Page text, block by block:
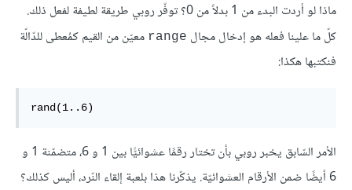
ماذا لو أردت البدء من 1 بدلاً من 0؟ توفّر روبي طريقة لطيفة لفعل ذلك.
كلّ ما علينا فعله هو إدخال مجال range معيّن من القيم كمُعطى للدّالّة
فنكتبها هكذا:
rand(1..6)
الأمر السّابق يخبر روبي بأن تختار رقمًا عشوائيًّا بين 1 و 6، متضمّنة 1 و
6 أيضًا ضمن الأرقام العشوائيّة. يذكّرنا هذا بلعبة إلقاء النّرد، أليس كذلك؟